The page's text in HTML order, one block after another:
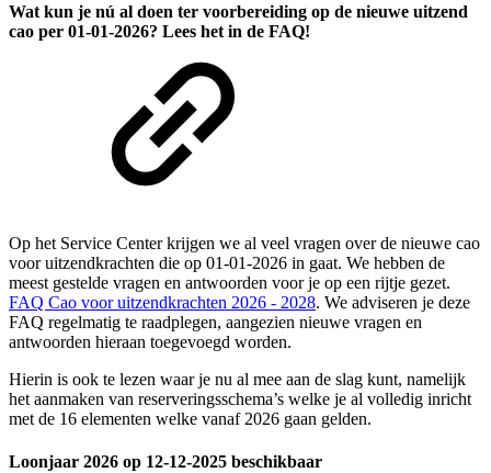
Wat kun je nú al doen ter voorbereiding op de nieuwe uitzend
cao per 01-01-2026? Lees het in de FAQ!
Op het Service Center krijgen we al veel vragen over de nieuwe cao
voor uitzendkrachten die op 01-01-2026 in gaat. We hebben de
meest gestelde vragen en antwoorden voor je op een rijtje gezet.
FAQ Cao voor uitzendkrachten 2026 - 2028. We adviseren je deze
FAQ regelmatig te raadplegen, aangezien nieuwe vragen en
antwoorden hieraan toegevoegd worden.
Hierin is ook te lezen waar je nu al mee aan de slag kunt, namelijk
het aanmaken van reserveringsschema’s welke je al volledig inricht
met de 16 elementen welke vanaf 2026 gaan gelden.
Loonjaar 2026 op 12-12-2025 beschikbaar